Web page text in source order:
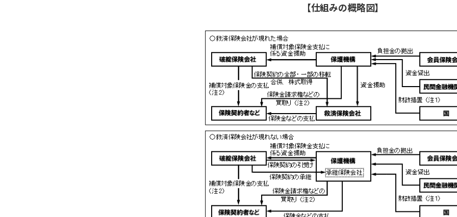
【仕組みの概略図】